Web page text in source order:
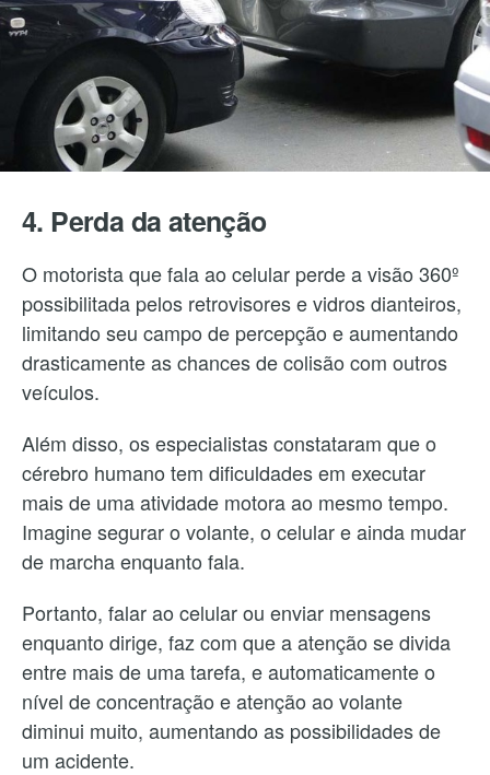
4. Perda da atenção
O motorista que fala ao celular perde a visão 360º
possibilitada pelos retrovisores e vidros dianteiros,
limitando seu campo de percepção e aumentando
drasticamente as chances de colisão com outros
veículos.
Além disso, os especialistas constataram que o
cérebro humano tem dificuldades em executar
mais de uma atividade motora ao mesmo tempo.
Imagine segurar o volante, o celular e ainda mudar
de marcha enquanto fala.
Portanto, falar ao celular ou enviar mensagens
enquanto dirige, faz com que a atenção se divida
entre mais de uma tarefa, e automaticamente o
nível de concentração e atenção ao volante
diminui muito, aumentando as possibilidades de
um acidente.